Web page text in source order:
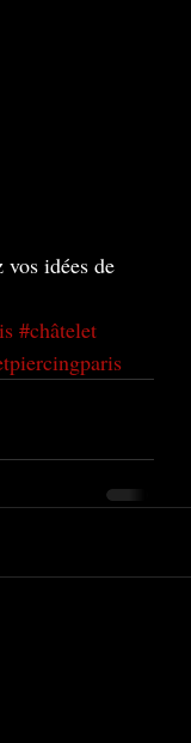
idées de
#châtelet